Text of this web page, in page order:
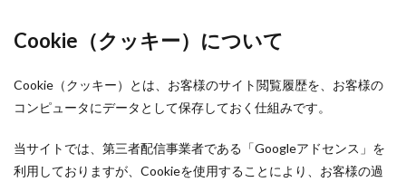
Cookie（クッキー）について
Cookie（クッキー）とは、お客様のサイト閲覧履歴を、お客様の
コンピュータにデータとして保存しておく仕組みです。
当サイトでは、第三者配信事業者である「Googleアドセンス」を
利用しておりますが、Cookieを使用することにより、お客様の過